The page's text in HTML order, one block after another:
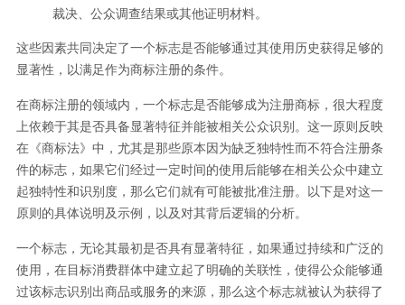
裁决、公众调查结果或其他证明材料​​。
这些因素共同决定了一个标志是否能够通过其使用历史获得足够的
显著性，以满足作为商标注册的条件。
在商标注册的领域内，一个标志是否能够成为注册商标，很大程度
上依赖于其是否具备显著特征并能被相关公众识别。这一原则反映
在《商标法》中，尤其是那些原本因为缺乏独特性而不符合注册条
件的标志，如果它们经过一定时间的使用后能够在相关公众中建立
起独特性和识别度，那么它们就有可能被批准注册。以下是对这一
原则的具体说明及示例，以及对其背后逻辑的分析。
一个标志，无论其最初是否具有显著特征，如果通过持续和广泛的
使用，在目标消费群体中建立起了明确的关联性，使得公众能够通
过该标志识别出商品或服务的来源，那么这个标志就被认为获得了